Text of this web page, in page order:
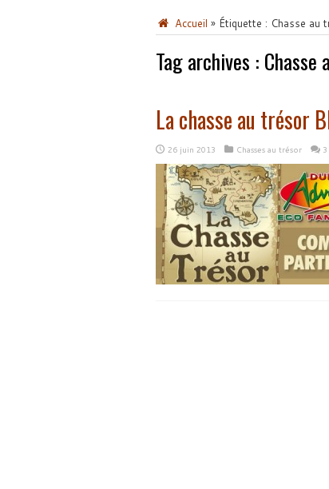
Accueil » Étiquette : Chasse au
Tag archives : Chasse
La chasse au trésor
26 juin 2013 Chasses au trésor